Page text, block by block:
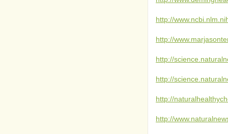
http://
http://
http://
http://
http://
http://